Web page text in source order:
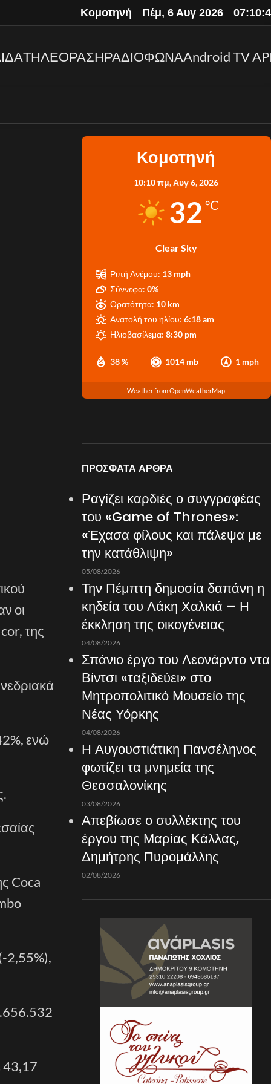
Κομοτηνή Πέμ, 6 Αυγ 2026
ΤΗΛΕΟΡΑΣΗΡΑΔΙΟΦΩΝΑAndroid TV
οι
της
ενώ
Coca
2,55%),
43,17
Κομοτηνή
10:10 πμ,Αυγ 6, 2026
32 °C
Clear Sky
38 % 1014 mb 1 mph
Ριπή Ανέμου: 13 mph
Σύννεφα: 0%
Ορατότητα: 10 km
Ανατολή του ηλίου: 6:18 am
Ηλιοβασίλεμα: 8:30 pm
Weather from OpenWeatherMap
ΠΡΌΣΦΑΤΑ ΆΡΘΡΑ
Ραγίζει καρδιές ο συγγραφέας
του «Game of Thrones»:
«Έχασα φίλους και πάλεψα με
την κατάθλιψη»
05/08/2026
Την Πέμπτη δημοσία δαπάνη η
κηδεία του Λάκη Χαλκιά – Η
έκκληση της οικογένειας
04/08/2026
Σπάνιο έργο του Λεονάρντο ντα
Βίντσι «ταξιδεύει» στο
Μητροπολιτικό Μουσείο της
Νέας Υόρκης
04/08/2026
Η Αυγουστιάτικη Πανσέληνος
φωτίζει τα μνημεία της
Θεσσαλονίκης
03/08/2026
Απεβίωσε ο συλλέκτης του
έργου της Μαρίας Κάλλας,
Δημήτρης Πυρομάλλης
02/08/2026